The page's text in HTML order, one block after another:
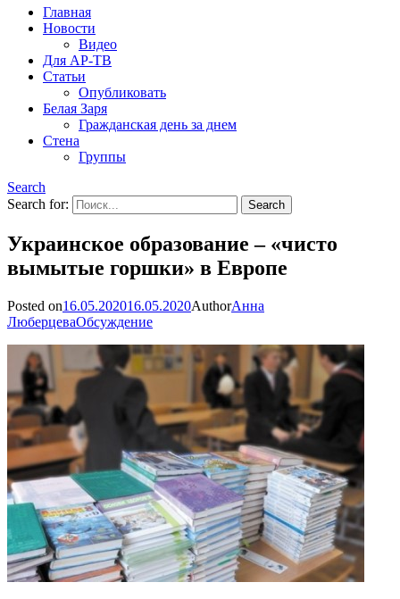
Главная
Новости
Видео
Для АР-ТВ
Статьи
Опубликовать
Белая Заря
Гражданская день за днем
Стена
Группы
Search
Search for:
Украинское образование – «чисто
вымытые горшки» в Европе
Posted on16.05.202016.05.2020AuthorАнна
ЛюберцеваОбсуждение